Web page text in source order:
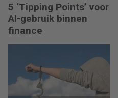
5 ‘Tipping Points’ voor
AI-gebruik binnen
finance